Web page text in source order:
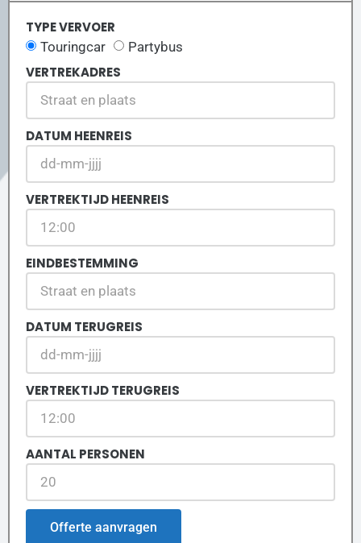
TYPE VERVOER
Touringcar Partybus
VERTREKADRES
DATUM HEENREIS
VERTREKTIJD HEENREIS
EINDBESTEMMING
DATUM TERUGREIS
VERTREKTIJD TERUGREIS
AANTAL PERSONEN
Offerte aanvragen